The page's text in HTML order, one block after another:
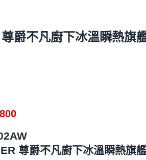
爵不凡廚下冰溫瞬熱旗
尊爵不凡廚下冰溫瞬熱旗